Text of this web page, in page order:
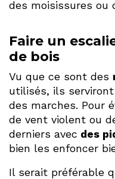
des moisissures ou
Faire un
de bois
Vu que ce sont des
utilisés, ils
des marches. Pour
de vent violent ou
derniers avec des
bien les enfoncer
Il serait préférable